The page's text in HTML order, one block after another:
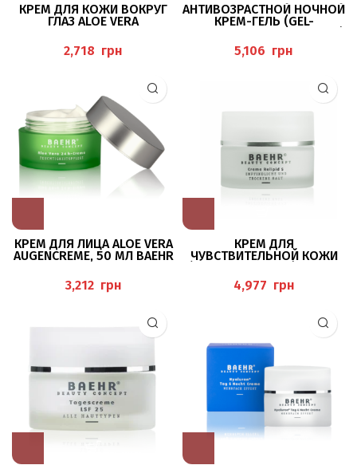
КРЕМ ДЛЯ КОЖИ ВОКРУГ
ГЛАЗ ALOE VERA
грн
АНТИВОЗРАСТНОЙ НОЧНОЙ
КРЕМ-ГЕЛЬ (GEL-
50МЛ BAEHR
грн
КРЕМ ДЛЯ ЛИЦА ALOE VERA
AUGENCREME, 50 МЛ BAEHR
грн
КРЕМ ДЛЯ
ЧУВСТВИТЕЛЬНОЙ КОЖИ
BAEHRгрн